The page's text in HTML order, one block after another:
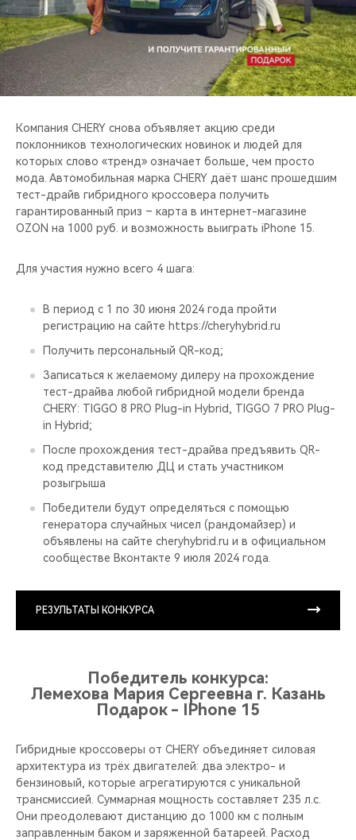
CHERY И СПОРТ
НАШИ МЕРОПРИЯТИЯ
ВИДЕООБЗОРЫ
CHERY ДЛЯ ДЕТЕЙ
Компания CHERY снова объявляет акцию среди
поклонников технологических новинок и людей для
которых слово «тренд» означает больше, чем просто
мода. Автомобильная марка CHERY даёт шанс прошедшим
тест-драйв гибридного кроссовера получить
гарантированный приз – карта в интернет-магазине
OZON на 1000 руб. и возможность выиграть iPhone 15.
Для участия нужно всего 4 шага:
В период с 1 по 30 июня 2024 года пройти
регистрацию на сайте https://cheryhybrid.ru
Получить персональный QR-код;
Записаться к желаемому дилеру на прохождение
тест-драйва любой гибридной модели бренда
CHERY: TIGGO 8 PRO Plug-in Hybrid, TIGGO 7 PRO Plug-
in Hybrid;
После прохождения тест-драйва предъявить QR-
код представителю ДЦ и стать участником
розыгрыша
Победители будут определяться с помощью
генератора случайных чисел (рандомайзер) и
объявлены на сайте cheryhybrid.ru и в официальном
сообществе Вконтакте 9 июля 2024 года.
РЕЗУЛЬТАТЫ КОНКУРСА
Победитель конкурса:
Лемехова Мария Сергеевна г. Казань
Подарок - IPhone 15
Гибридные кроссоверы от CHERY объединяет силовая
архитектура из трёх двигателей: два электро- и
бензиновый, которые агрегатируются с уникальной
трансмиссией. Суммарная мощность составляет 235 л.с.
Они преодолевают дистанцию до 1000 км с полным
заправленным баком и заряженной батареей. Расход